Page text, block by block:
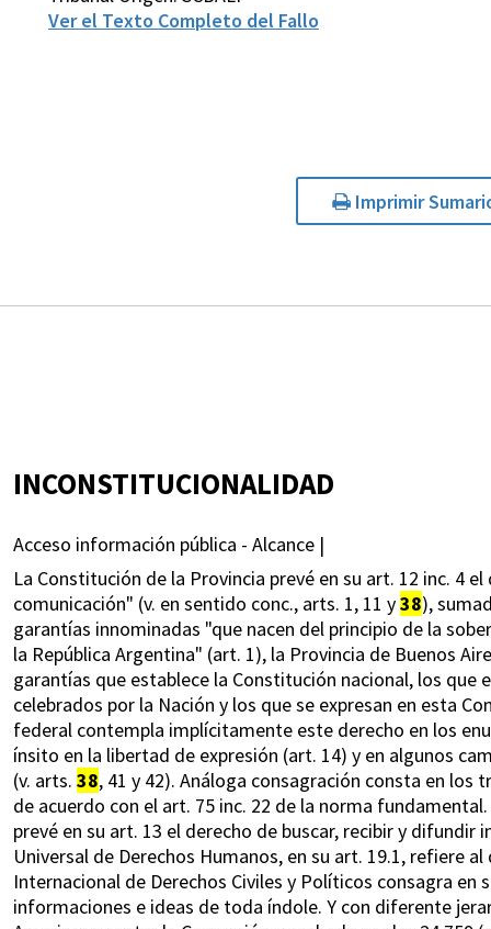
Ver el Texto Completo del Fallo
Imprimir
INCONSTITUCIONALIDAD
Acceso información pública - Alcance |
La Constitución de la Provincia prevé en su art. 12 inc. 4
comunicación" (v. en sentido conc., arts. 1, 11 y38),
garantías innominadas "que nacen del principio de la
la República Argentina" (art. 1), la Provincia de Buenos
garantías que establece la Constitución nacional, los que
celebrados por la Nación y los que se expresan en esta
federal contempla implícitamente este derecho en los
ínsito en la libertad de expresión (art. 14) y en algunos
(v. arts. 38, 41 y 42). Análoga consagración consta en
de acuerdo con el art. 75 inc. 22 de la norma
prevé en su art. 13 el derecho de buscar, recibir y
Universal de Derechos Humanos, en su art. 19.1, refiere
Internacional de Derechos Civiles y Políticos consagra en
informaciones e ideas de toda índole. Y con diferente